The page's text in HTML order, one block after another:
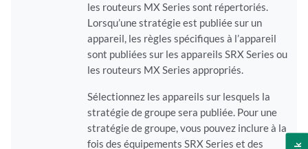
les routeurs MX Series sont répertoriés.
Lorsqu’une stratégie est publiée sur un
appareil, les règles spécifiques à l’appareil
sont publiées sur les appareils SRX Series ou
les routeurs MX Series appropriés.
Sélectionnez les appareils sur lesquels la
stratégie de groupe sera publiée. Pour une
stratégie de groupe, vous pouvez inclure à la
fois des équipements SRX Series et des